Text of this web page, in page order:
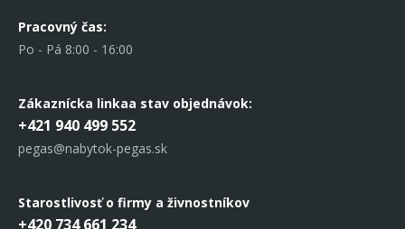
Pracovný čas:
Po - Pá 8:00 - 16:00
Zákaznícka linkaa stav objednávok:
+421 940 499 552
pegas@nabytok-pegas.sk
Starostlivosť o firmy a živnostníkov
+420 734 661 234